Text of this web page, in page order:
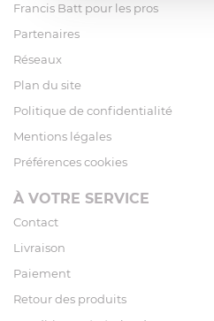
Francis Batt pour les pros
Partenaires
Réseaux
Plan du site
Politique de confidentialité
Mentions légales
Préférences cookies
À VOTRE SERVICE
Contact
Livraison
Paiement
Retour des produits